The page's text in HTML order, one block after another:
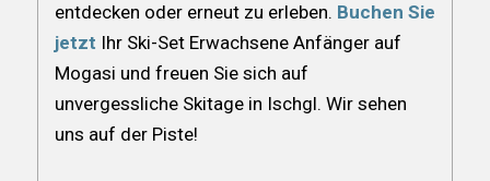
entdecken oder erneut zu erleben. Buchen Sie
jetzt Ihr Ski-Set Erwachsene Anfänger auf
Mogasi und freuen Sie sich auf
unvergessliche Skitage in Ischgl. Wir sehen
uns auf der Piste!